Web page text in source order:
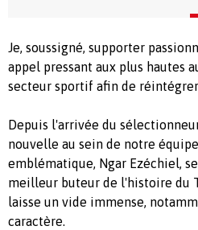
Je, soussigné, supporter
appel pressant aux plus hautes
secteur sportif afin de
Depuis l'arrivée du
nouvelle au sein de notre
emblématique, Ngar Ezéchiel,
meilleur buteur de l'histoire du
laisse un vide immense,
caractère.